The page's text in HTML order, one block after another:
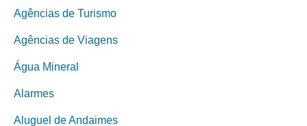
Agências de Turismo
Agências de Viagens
Água Mineral
Alarmes
Aluguel de Andaimes